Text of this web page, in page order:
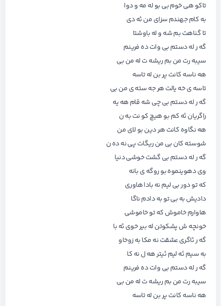
تاکو هی خوم بی بو له مه و دوا
به کام جهندم سزای من ئه دی
تا گناهت بم شه و له باوشتا
گه ر له دستم بی وات ده فرینم
سیبه رت من بم ریشه ت له من بی
هه ناسه کانت پر بن له تاسه
تاسه ی خه یالت هر جه سته ی من بی
گه ر له دستم بی چی شه قام هه یه
راگریان ئه کم بو هیچ کو نت به ن
هه نگاوه کانت هر دین بو لای من
شوسته کان بی من ریگات پی نه ده ن
گه ر له دستم بی گشت خوشی دنیا
وی دهوینموه بو روگه ی بانه
که تو دور بی لیم نه بادا هاوری
دادیش به بی تو به دادم ناگا
هاوارم خاموش که تو خاموشی
خونچه ش پشکوتن له بیر خوی ئه با
گه ر ئاگری عشقت نه مکا به زوخاو
به سیم ئه لیم ئیتر هه ل نه کا
گه ر له دستم بی وات ده فرینم
سیبه رت من بم ریشه ت له من بی
هه ناسه کانت پر بن له تاسه